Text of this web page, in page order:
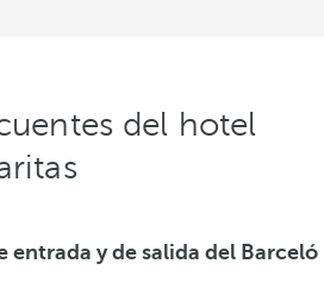
del hotel
entrada y de salida del Barceló